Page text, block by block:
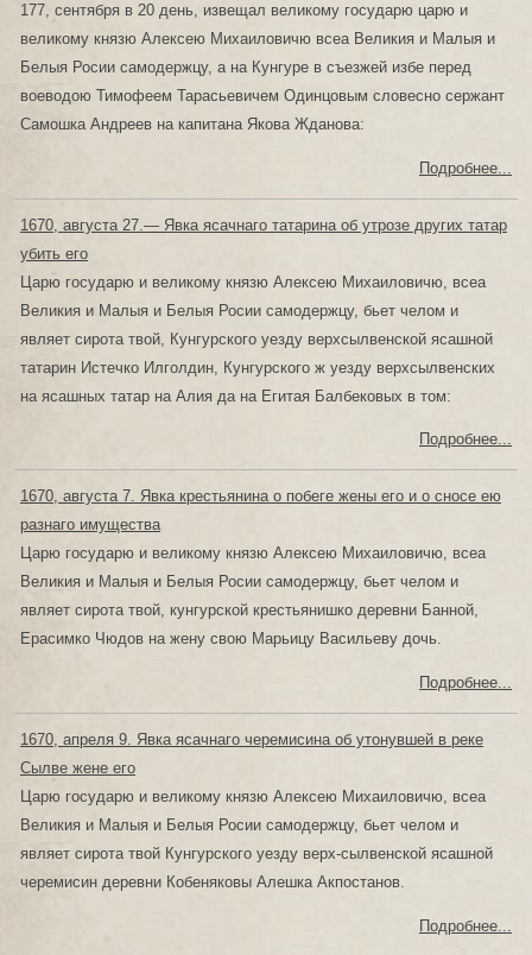
177, сентября в 20 день, извещал великому государю царю и
великому князю Алексею Михаиловичю всеа Великия и Малыя и
Белыя Росии самодержцу, а на Кунгуре в съезжей избе перед
воеводою Тимофеем Тарасьевичем Одинцовым словесно сержант
Самошка Андреев на капитана Якова Жданова:
Подробнее...
1670, августа 27.— Явка ясачнаго татарина об утрозе других татар
убить его
Царю государю и великому князю Алексею Михаиловичю, всеа
Великия и Малыя и Белыя Росии самодержцу, бьет челом и
являет сирота твой, Кунгурского уезду верхсылвенской ясашной
татарин Истечко Илголдин, Кунгурского ж уезду верхсылвенских
на ясашных татар на Алия да на Егитая Балбековых в том:
Подробнее...
1670, августа 7. Явка крестьянина о побеге жены его и о сносе ею
разнаго имущества
Царю государю и великому князю Алексею Михаиловичю, всеа
Великия и Малыя и Белыя Росии самодержцу, бьет челом и
являет сирота твой, кунгурской крестьянишко деревни Банной,
Ерасимко Чюдов на жену свою Марьицу Васильеву дочь.
Подробнее...
1670, апреля 9. Явка ясачнаго черемисина об утонувшей в реке
Сылве жене его
Царю государю и великому князю Алексею Михаиловичю, всеа
Великия и Малыя и Белыя Росии самодержцу, бьет челом и
являет сирота твой Кунгурского уезду верх-сылвенской ясашной
черемисин деревни Кобеняковы Алешка Акпостанов.
Подробнее...